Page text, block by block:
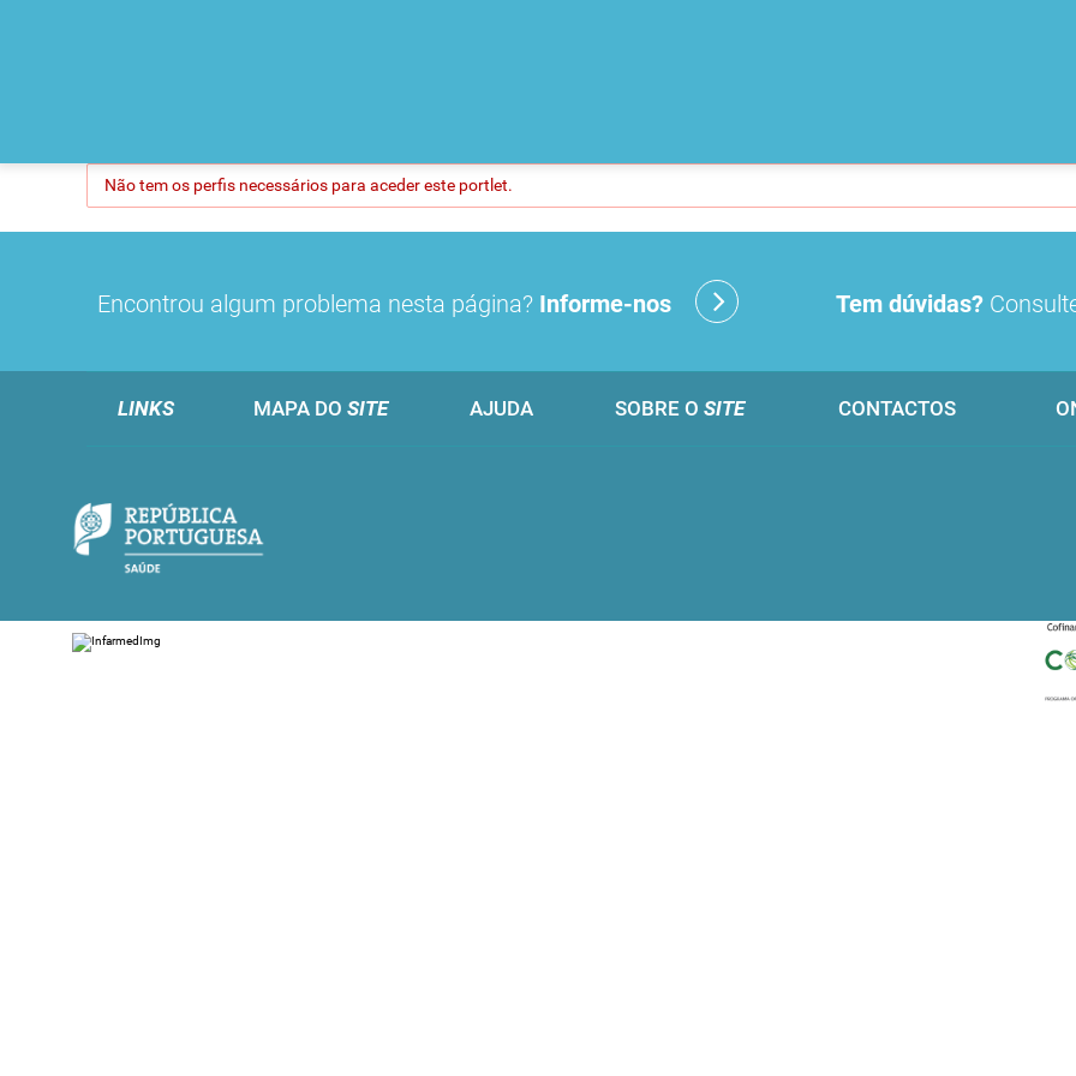
Não tem os perfis necessários para aceder este portlet.
Encontrou algum problema nesta página? Informe-nos Tem dúvidas?
LINKS MAPA DO SITE AJUDA SOBRE O SITE CONTACTOS